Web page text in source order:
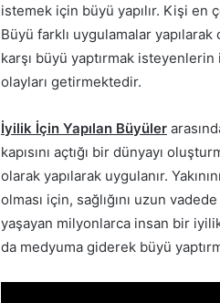
istemek için büyü yapılır. Kişi en
Büyü farklı uygulamalar
karşı büyü yaptırmak
olayları getirmektedir.
İyilik İçin Yapılan Büyüler
kapısını açtığı bir dünyayı
olarak yapılarak uygulanır.
olması için, sağlığını uzun
yaşayan milyonlarca insan bir
da medyuma giderek büyü